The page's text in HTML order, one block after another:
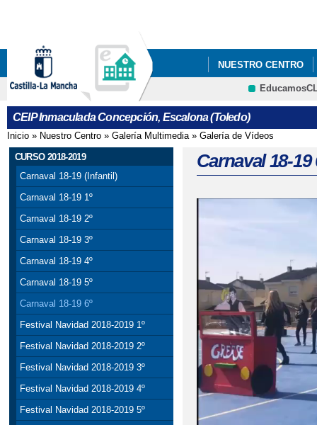
NUESTRO CENTRO
INFÓRMATE
CEIP Inmaculada Concepción, Escalona (Toledo)
Se encuentra usted aquí
Inicio » Nuestro Centro » Galería Multimedia» Galería de Vídeos
CURSO 2018-2019
Carnaval 18-19 (Infantil)
Carnaval 18-19 1º
Carnaval 18-19 2º
Carnaval 18-19 3º
Carnaval 18-19 4º
Carnaval 18-19 5º
Carnaval 18-19 6º
Festival Navidad 2018-2019 1º
Festival Navidad 2018-2019 2º
Festival Navidad 2018-2019 3º
Festival Navidad 2018-2019 4º
Festival Navidad 2018-2019 5º
Carnaval 18-19